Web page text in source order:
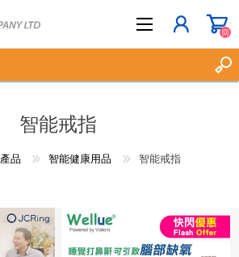
(0)
智能戒指
產品 智能健康用品 智能戒指